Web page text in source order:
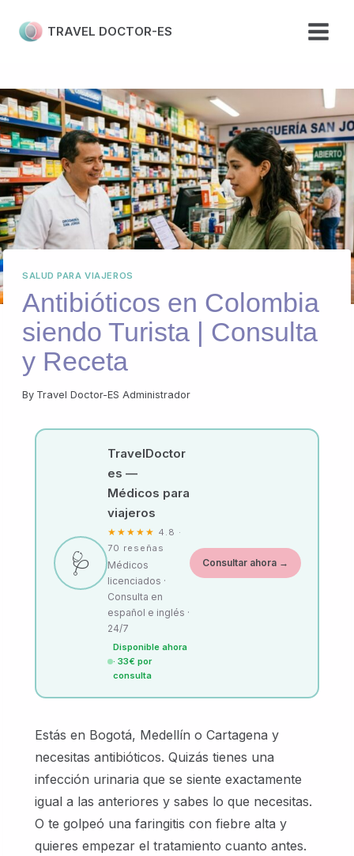
TRAVEL DOCTOR-ES
SALUD PARA VIAJEROS
Antibióticos en Colombia
siendo Turista | Consulta
y Receta
By Travel Doctor-ES Administrador
🩺
TravelDoctor
es —
Médicos para
viajeros
★★★★★ 4.8 ·
70 reseñas
Médicos
licenciados ·
Consulta en
español e inglés ·
24/7
Disponible ahora
· 33€ por
consulta
Consultar ahora →
Estás en Bogotá, Medellín o Cartagena y
necesitas antibióticos. Quizás tienes una
infección urinaria que se siente exactamente
igual a las anteriores y sabes lo que necesitas.
O te golpeó una faringitis con fiebre alta y
quieres empezar el tratamiento cuanto antes.